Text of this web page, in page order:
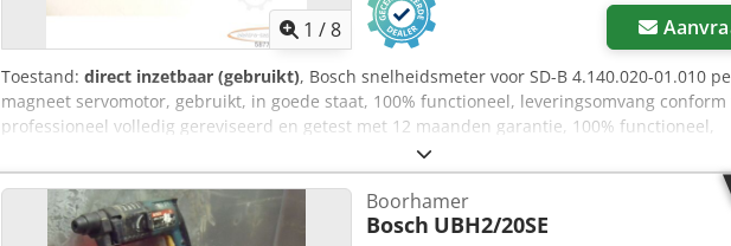
1 /8
Toestand: direct inzetbaar (gebruikt), Bosch snelheidsmeter voor SD-B 4.140.020-01.010
magneet servomotor, gebruikt, in goede staat, 100% functioneel, leveringsomvang conform
professioneel volledig gereviseerd en getest met 12 maanden garantie, 100% functioneel,
Boorhamer
Bosch UBH2/20SE